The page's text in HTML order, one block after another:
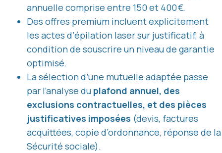
annuelle comprise entre 150 et 400 €.
Des offres premium incluent explicitement
les actes d’épilation laser sur justificatif, à
condition de souscrire un niveau de garantie
optimisé.
La sélection d’une mutuelle adaptée passe
par l’analyse du plafond annuel, des
exclusions contractuelles, et des pièces
justificatives imposées (devis, factures
acquittées, copie d’ordonnance, réponse de la
Sécurité sociale).